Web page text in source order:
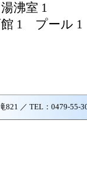
室 1
1 プール 1
／ TEL：0479-55-